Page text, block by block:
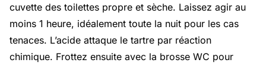
cuvette des toilettes propre et sèche. Laissez agir au
moins 1 heure, idéalement toute la nuit pour les cas
tenaces. L’acide attaque le tartre par réaction
chimique. Frottez ensuite avec la brosse WC pour